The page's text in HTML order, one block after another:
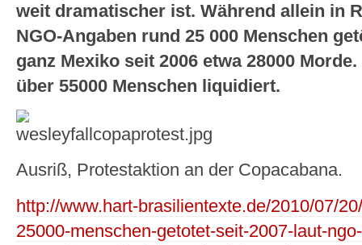
weit dramatischer ist. Während allein in
NGO-Angaben rund 25 000 Menschen
ganz Mexiko seit 2006 etwa 28000
über 55000 Menschen liquidiert.
Ausriß, Protestaktion an der Copacabana.
http://www.hart-brasilientexte.de/2010/07/
25000-menschen-getotet-seit-2007-laut-